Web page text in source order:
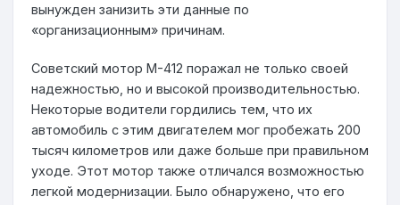
вынужден занизить эти данные по
«организационным» причинам.
Советский мотор М-412 поражал не только своей
надежностью, но и высокой производительностью.
Некоторые водители гордились тем, что их
автомобиль с этим двигателем мог пробежать 200
тысяч километров или даже больше при правильном
уходе. Этот мотор также отличался возможностью
легкой модернизации. Было обнаружено, что его